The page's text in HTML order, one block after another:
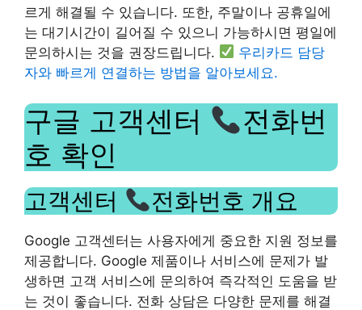
르게 해결될 수 있습니다. 또한, 주말이나 공휴일에
는 대기시간이 길어질 수 있으니 가능하시면 평일에
문의하시는 것을 권장드립니다.
우리카드 담당
자와 빠르게 연결하는 방법을 알아보세요.
구글 고객센터
전화번
호 확인
고객센터 전화번호 개요
Google 고객센터는 사용자에게 중요한 지원 정보를
제공합니다. Google 제품이나 서비스에 문제가 발
생하면 고객 서비스에 문의하여 즉각적인 도움을 받
는 것이 좋습니다. 전화 상담은 다양한 문제를 해결